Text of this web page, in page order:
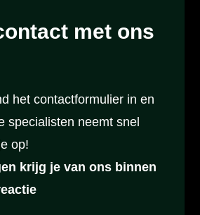
met ons
het contactformulier in en
specialisten neemt snel
op!
krijg je van ons binnen